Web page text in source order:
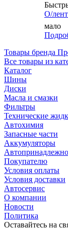
О/
мало
Товары бренда
Все товары из
Каталог
Шины
Диски
Масла и смазки
Фильтры
Технические
Автохимия
Запасные части
Аккумуляторы
Покупателю
Условия оплаты
Условия доставки
Автосервис
О компании
Новости
Политика
Оставайтесь на